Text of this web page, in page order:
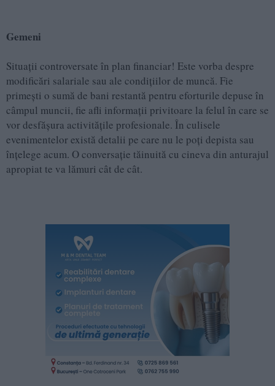
Gemeni
Situații controversate în plan financiar! Este vorba despre
modificări salariale sau ale condițiilor de muncă. Fie
primești o sumă de bani restantă pentru eforturile depuse în
câmpul muncii, fie afli informații privitoare la felul în care se
vor desfășura activitățile profesionale. În culisele
evenimentelor există detalii pe care nu le poți depista sau
înțelege acum. O conversație tăinuită cu cineva din anturajul
apropiat te va lămuri cât de cât.